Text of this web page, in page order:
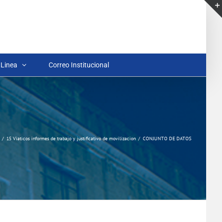
Correo Institucional
15 Viaticos informes de trabajo y justificativo de movilizacion CONJUNTO DE DATOS